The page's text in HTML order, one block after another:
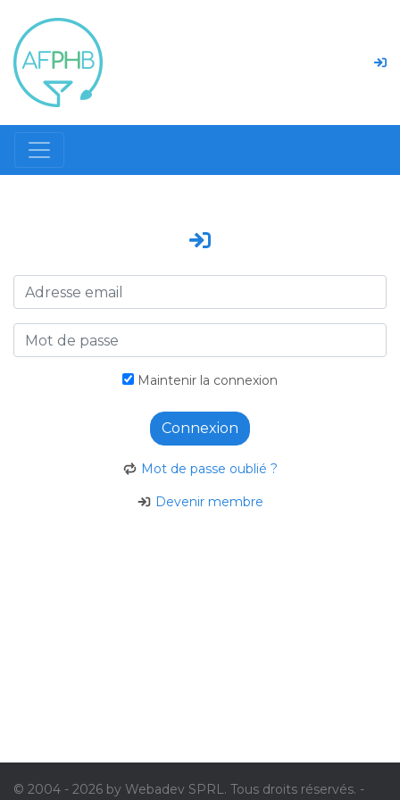
Maintenir la connexion
Connexion
Mot de passe oublié ?
Devenir membre
© 2004 - 2026 by Webadev SPRL. Tous droits réservés. -